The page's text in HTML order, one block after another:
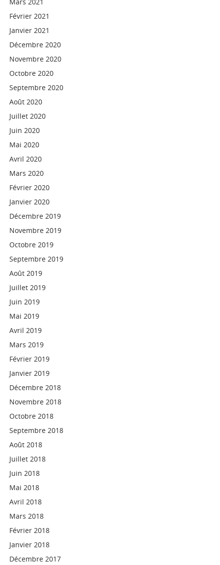
Février 2021
Janvier 2021
Décembre 2020
Novembre 2020
Octobre 2020
Septembre 2020
Août 2020
Juillet 2020
Juin 2020
Mai 2020
Avril 2020
Mars 2020
Février 2020
Janvier 2020
Décembre 2019
Novembre 2019
Octobre 2019
Septembre 2019
Août 2019
Juillet 2019
Juin 2019
Mai 2019
Avril 2019
Mars 2019
Février 2019
Janvier 2019
Décembre 2018
Novembre 2018
Octobre 2018
Septembre 2018
Août 2018
Juillet 2018
Juin 2018
Mai 2018
Avril 2018
Mars 2018
Février 2018
Janvier 2018
Décembre 2017